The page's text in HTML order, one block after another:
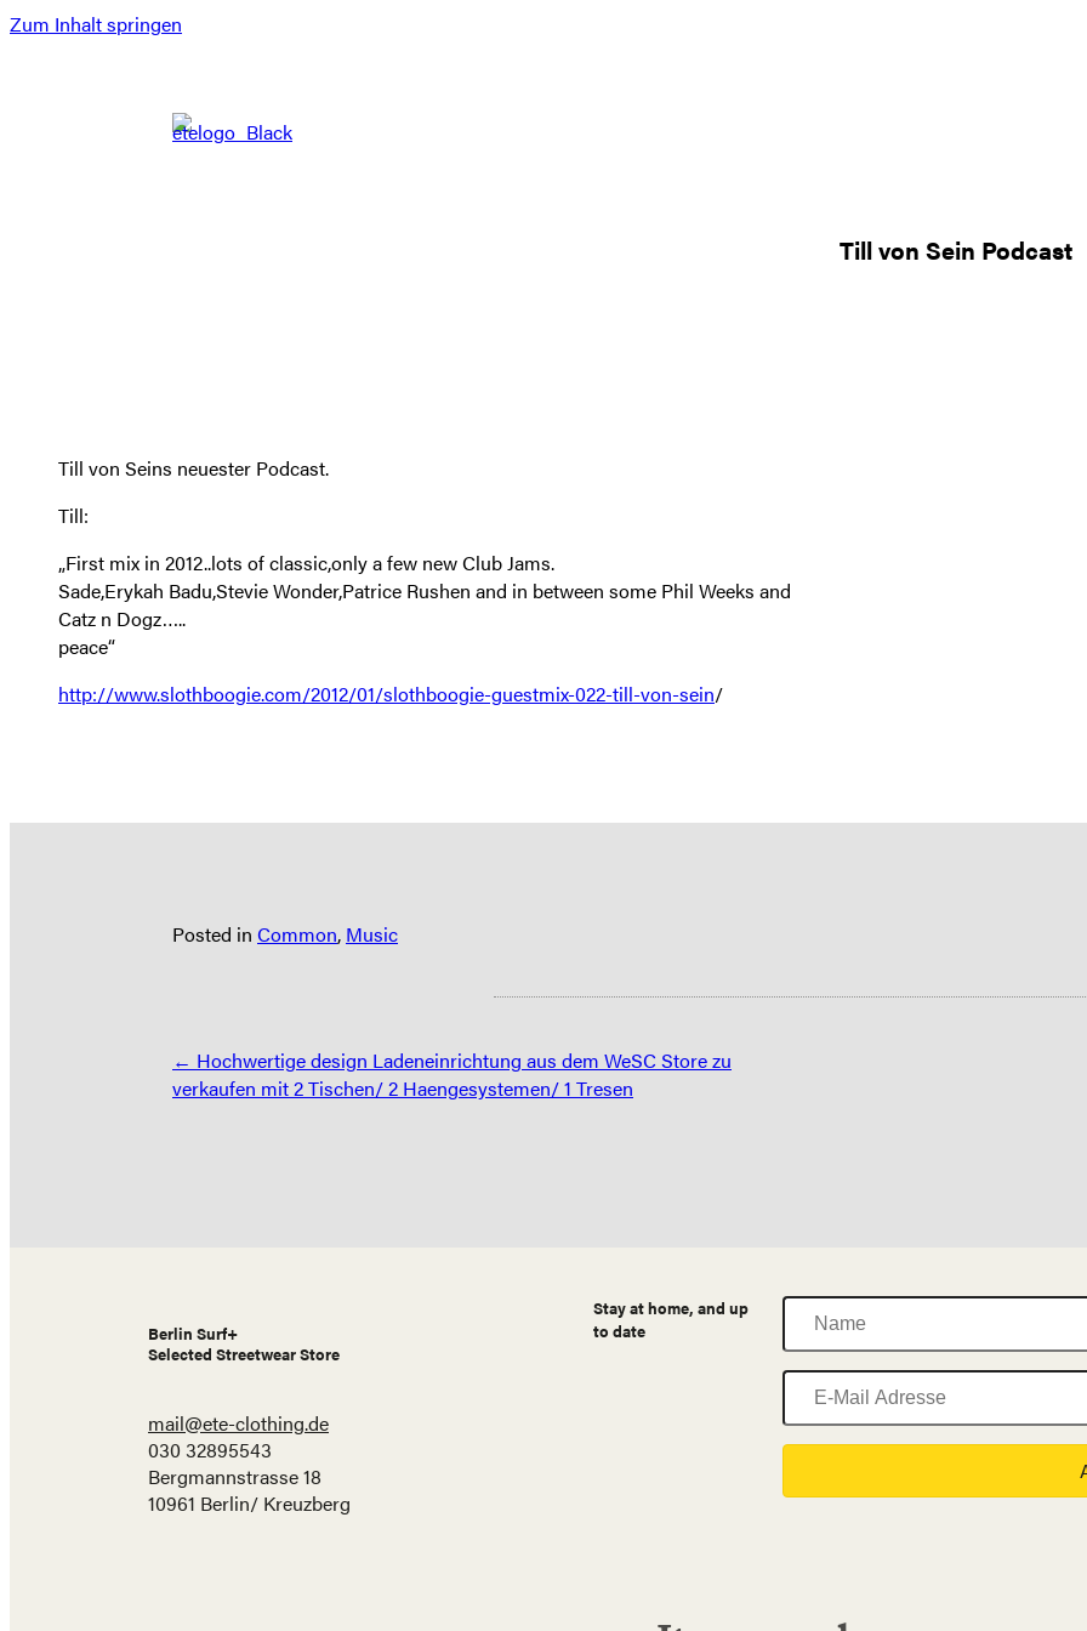
Zum Inhalt springen
Till von Seins neuester Podcast.
Till:
„First mix in 2012..lots of classic,only a few new Club Jams.
Sade,Erykah Badu,Stevie Wonder,Patrice Rushen and in between some Phil Weeks and
Catz n Dogz…..
peace“
http://www.slothboogie.com/2012/01/slothboogie-guestmix-022-till-von-sein/
Till von Sein Podcast
Posted in Common, Music
Posts
navigation
← Hochwertige design Ladeneinrichtung aus dem WeSC Store zu
verkaufen mit 2 Tischen/ 2 Haengesystemen/ 1 Tresen
Berlin Surf+
Selected Streetwear Store
mail@ete-clothing.de
030 32895543
Bergmannstrasse 18
10961 Berlin/ Kreuzberg
Stay at home, and up
to date
Name
E-
Mail
Adresse